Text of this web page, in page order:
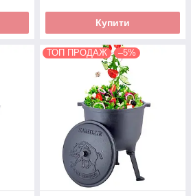
Купити
ТОП ПРОДАЖ –5%